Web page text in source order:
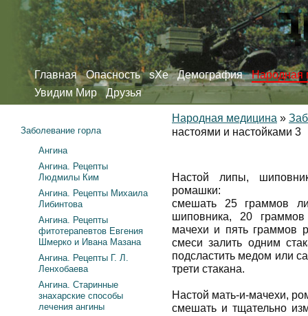
Главная Опасность sXe Демография
Народная
Увидим Мир
Друзья
Народная медицина »
настоями и настойками 3
Настой липы,
ромашки:
смешать 25 граммов
шиповника, 20
мачехи и пять граммов
смеси залить одним
подсластить медом или
трети стакана.
Настой мать-и-мачехи,
смешать и тщательно
Заболевание горла
Ангина
Ангина. Рецепты
Людмилы Ким
Ангина. Рецепты Михаила
Либинтова
Ангина. Рецепты
фитотерапевтов Евгения
Шмерко и Ивана Мазана
Ангина. Рецепты Г. Л.
Ленхобаева
Ангина. Старинные
знахарские способы
лечения ангины